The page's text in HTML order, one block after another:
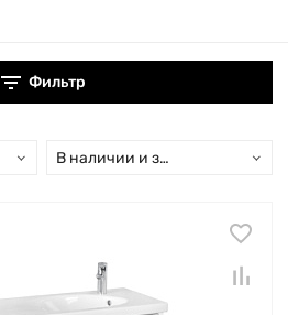
Фильтр
В наличии и заказ свыше 15 дн